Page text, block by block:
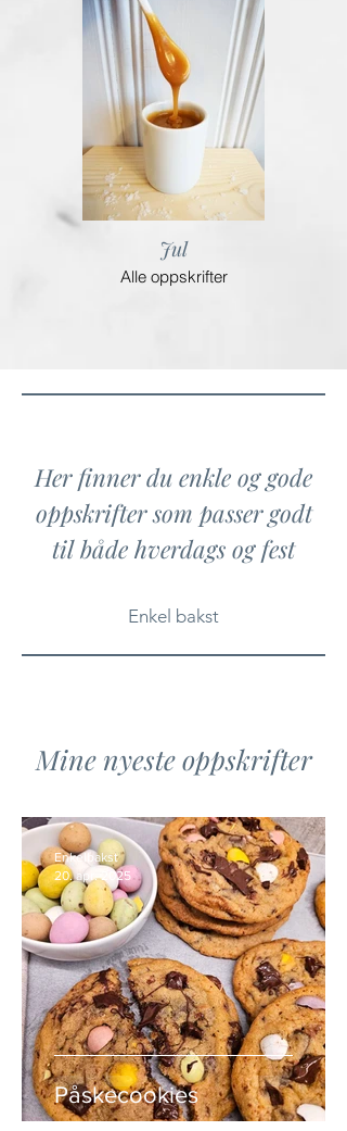
Jul
Alle oppskrifter
Her finner du enkle og gode
oppskrifter som passer godt
til både hverdags og fest
Enkel bakst
Mine nyeste oppskrifter
Påskecookies
Enkelbakst
20. apr. 2025